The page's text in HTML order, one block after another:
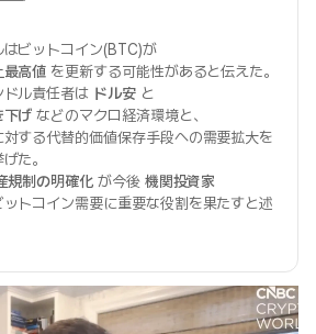
ビットコイン(BTC)が
最高値 を更新する可能性があると伝えた。
ル責任者は ドル安と
下げ などのマクロ経済環境と、
する代替的価値保存手段への需要拡大を
た。
規制の明確化 が今後 機関投資家
トコイン需要に重要な役割を果たすと述